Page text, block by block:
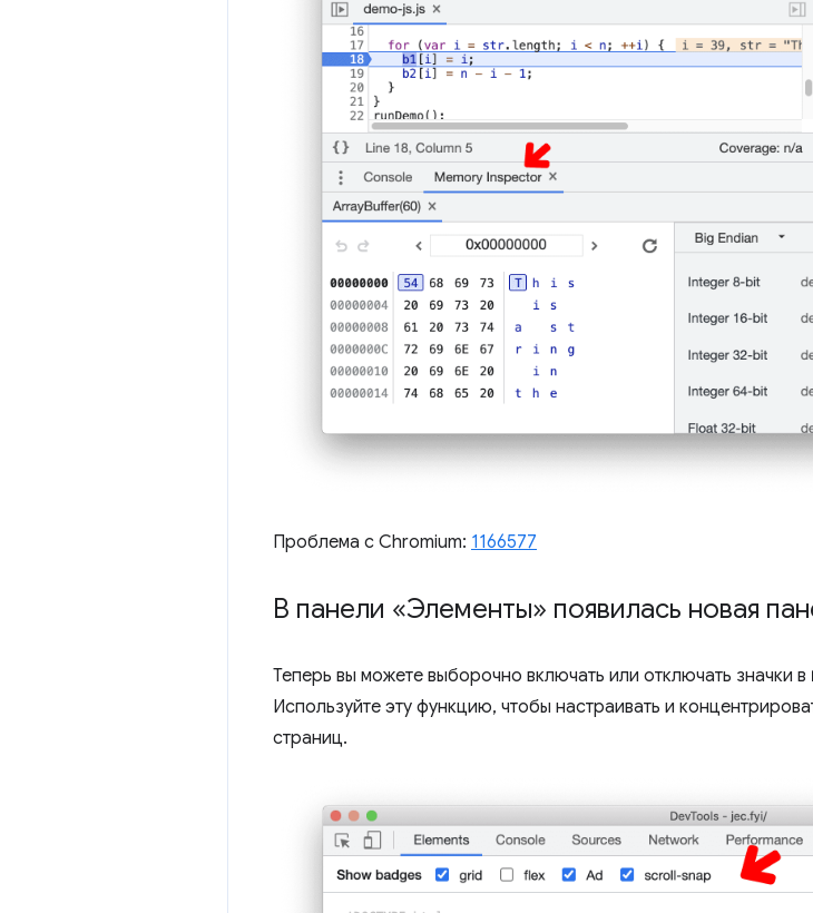
Проблема с Chromium: 1166577
В панели «Элементы» появилась новая
Теперь вы можете выборочно включать или отключать значки в
Используйте эту функцию, чтобы настраивать и
страниц.